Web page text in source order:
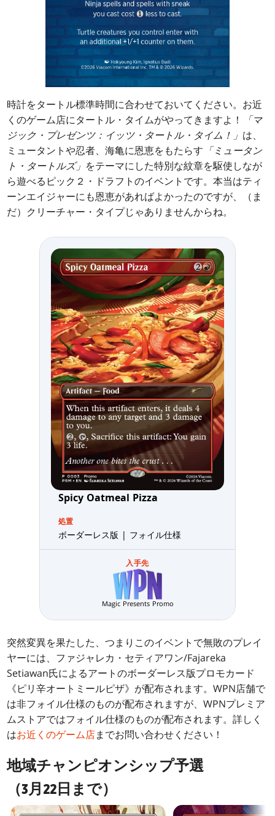
時計をタートル標準時間に合わせておいてください。お近
くのゲーム店にタートル・タイムがやってきますよ！
「マ
ジック・プレゼンツ：イッツ・タートル・タイム！」 は、
ミュータントや忍者、海亀に恩恵をもたらす 「ミュータン
ト・タートルズ」 をテーマにした特別な紋章を駆使しなが
ら遊べるピック２・ドラフトのイベントです。本当はティ
ーンエイジャーにも恩恵があればよかったのですが、（ま
だ）クリーチャー・タイプじゃありませんからね。
Spicy Oatmeal Pizza
処置
ボーダーレス版 | フォイル仕様
入手先
Magic Presents Promo
突然変異を果たした、つまりこのイベントで無敗のプレイ
ヤーには、ファジャレカ・セティアワン/Fajareka
Setiawan氏によるアートのボーダーレス版プロモカード
《ピリ辛オートミールピザ》が配布されます。WPN店舗で
は非フォイル仕様のものが配布されますが、WPNプレミア
ムストアではフォイル仕様のものが配布されます。詳しく
はお近くのゲーム店までお問い合わせください！
地域チャンピオンシップ予選
（3月22日まで）